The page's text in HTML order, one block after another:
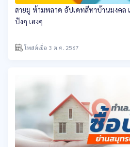
สายมู ห้ามพลาด อัปเดทสีทาบ้านมงคล
ปังๆ เฮงๆ
โพสต์เมื่อ 3 ต.ค. 2567